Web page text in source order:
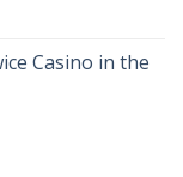
Casino in the